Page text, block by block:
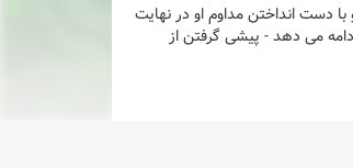
دست انداختن مداوم او در نهایت
می دهد - پیشی گرفتن از